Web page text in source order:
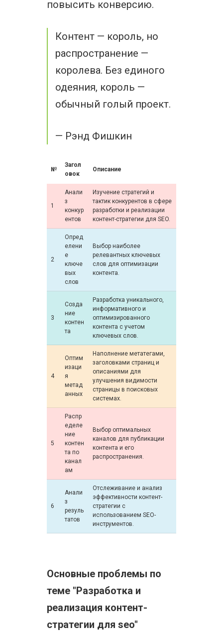
повысить конверсию.
Контент — король, но
распространение —
королева. Без единого
одеяния, король —
обычный голый проект.
— Рэнд Фишкин
№
Загол
овок
Описание
1
Анали
з
конкур
ентов
Изучение стратегий и
тактик конкурентов в сфере
разработки и реализации
контент-стратегии для SEO.
2
Опред
елени
е
ключе
вых
слов
Выбор наиболее
релевантных ключевых
слов для оптимизации
контента.
3
Созда
ние
контен
та
Разработка уникального,
информативного и
оптимизированного
контента с учетом
ключевых слов.
4
Оптим
изаци
я
метад
анных
Наполнение метатегами,
заголовками страниц и
описаниями для
улучшения видимости
страницы в поисковых
системах.
5
Распр
еделе
ние
контен
та по
канал
ам
Выбор оптимальных
каналов для публикации
контента и его
распространения.
6
Анали
з
резуль
татов
Отслеживание и анализ
эффективности контент-
стратегии с
использованием SEO-
инструментов.
Основные проблемы по
теме "Разработка и
реализация контент-
стратегии для seo"